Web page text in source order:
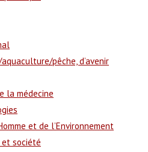
pêche, d’avenir
la médecine
et de l’Environnement
et société